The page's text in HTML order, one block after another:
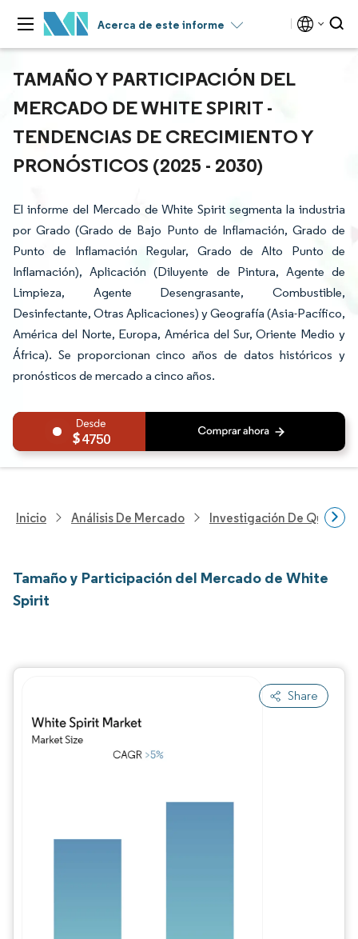
Acerca de este informe
TAMAÑO Y PARTICIPACIÓN DEL
MERCADO DE WHITE SPIRIT -
TENDENCIAS DE CRECIMIENTO Y
PRONÓSTICOS (2025 - 2030)
El informe del Mercado de White Spirit segmenta la industria
por Grado (Grado de Bajo Punto de Inflamación, Grado de
Punto de Inflamación Regular, Grado de Alto Punto de
Inflamación), Aplicación (Diluyente de Pintura, Agente de
Limpieza, Agente Desengrasante, Combustible,
Desinfectante, Otras Aplicaciones) y Geografía (Asia-Pacífico,
América del Norte, Europa, América del Sur, Oriente Medio y
África). Se proporcionan cinco años de datos históricos y
pronósticos de mercado a cinco años.
4750
Inicio Análisis De Mercado Investigación De
Tamaño y Participación del Mercado de White
Spirit
Share